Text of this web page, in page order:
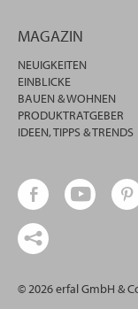
MAGAZIN
NEUIGKEITEN
EINBLICKE
BAUEN & WOHNEN
PRODUKTRATGEBER
IDEEN, TIPPS & TRENDS
© 2026 erfal GmbH &